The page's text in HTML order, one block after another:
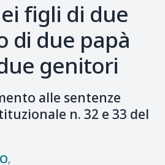
figli di due
di due papà
genitori
alle sentenze
n. 32 e 33 del